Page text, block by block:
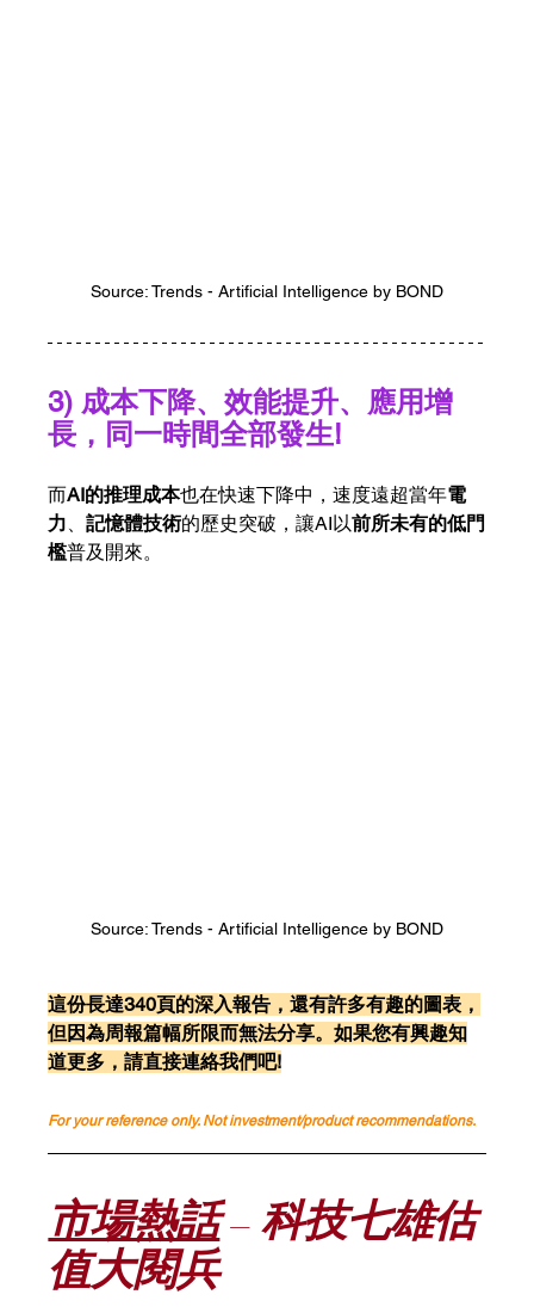
Source: Trends - Artificial Intelligence by BOND
3) 成本下降、效能提升、應用增
長，同一時間全部發生!
而AI的推理成本也在快速下降中，速度遠超當年電
力、記憶體技術的歷史突破，讓AI以前所未有的低門
檻普及開來。
Source: Trends - Artificial Intelligence by BOND
這份長達340頁的深入報告，還有許多有趣的圖表，
但因為周報篇幅所限而無法分享。如果您有興趣知
道更多，請直接連絡我們吧!
For your reference only. Not investment/product recommendations.
市場熱話 – 科技七雄估
值大閱兵